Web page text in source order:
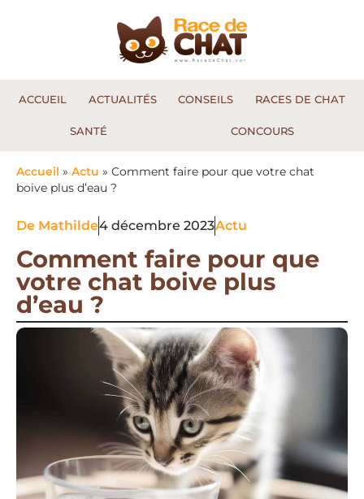
ACCUEIL ACTUALITÉS CONSEILS RACES DE CHAT
SANTÉ CONCOURS
Accueil » Actu » Comment faire pour que votre chat
boive plus d’eau ?
De Mathilde4 décembre 2023Actu
Comment faire pour que
votre chat boive plus
d’eau ?